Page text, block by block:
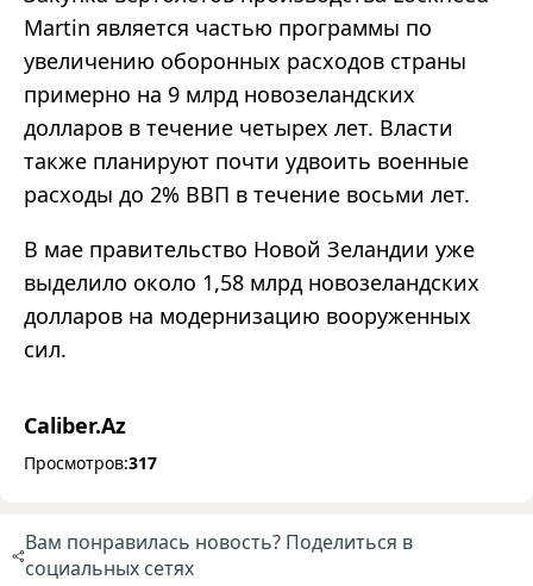
Martin является частью программы по
увеличению оборонных расходов страны
примерно на 9 млрд новозеландских
долларов в течение четырех лет. Власти
также планируют почти удвоить военные
расходы до 2% ВВП в течение восьми лет.
В мае правительство Новой Зеландии уже
выделило около 1,58 млрд новозеландских
долларов на модернизацию вооруженных
сил.
Caliber.Az
Просмотров:317
Вам понравилась новость? Поделиться в
социальных сетях